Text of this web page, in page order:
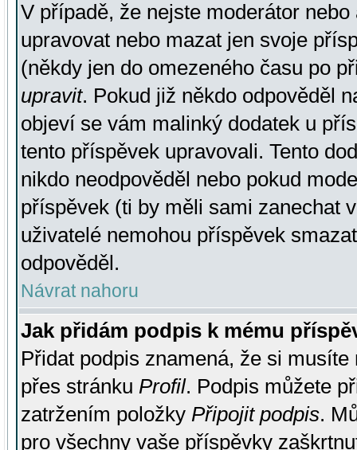
V případě, že nejste moderátor
upravovat nebo mazat jen svoje
(někdy jen do omezeného času po
upravit. Pokud již někdo odpověděl
objeví se vám malinký dodatek u
tento příspěvek upravovali. Tento
nikdo neodpověděl nebo pokud
příspěvek (ti by měli sami zanechat
uživatelé nemohou příspěvek
odpověděl.
Návrat nahoru
Jak přidám podpis k mému
Přidat podpis znamená, že si
přes stránku Profil. Podpis můžete
zatržením položky Připojit podpis.
pro všechny vaše příspěvky